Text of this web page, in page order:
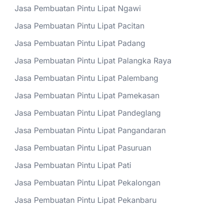
Jasa Pembuatan Pintu Lipat Ngawi
Jasa Pembuatan Pintu Lipat Pacitan
Jasa Pembuatan Pintu Lipat Padang
Jasa Pembuatan Pintu Lipat Palangka Raya
Jasa Pembuatan Pintu Lipat Palembang
Jasa Pembuatan Pintu Lipat Pamekasan
Jasa Pembuatan Pintu Lipat Pandeglang
Jasa Pembuatan Pintu Lipat Pangandaran
Jasa Pembuatan Pintu Lipat Pasuruan
Jasa Pembuatan Pintu Lipat Pati
Jasa Pembuatan Pintu Lipat Pekalongan
Jasa Pembuatan Pintu Lipat Pekanbaru